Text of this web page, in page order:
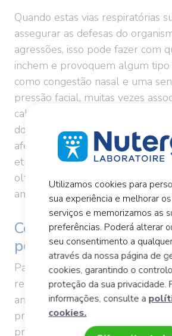
Quando estas vias respiratórias
assegurar as defesas do
agressões, isso pode fazer com
inchem e provoquem algum
como congestão nasal e uma
pressão facial, muitas vezes
cabeça mais intensas ao final da
dores de garganta. O olfato pode
afetado, quando o aumento da
etmoidal, por detrás do nariz,
olfativo. A secreção nasal ocorre
ambas as narinas ou apenas por
Como desobstruir os
perinasais?
Para desobstruir as vias
recuperar uma respiração
antes de mais, soluções
proteger-se da poluição do ar,
provocada pelo fumo do
Utilizamos cookies para
sua experiência e melhorar
serviços e memorizamos as
preferências. Poderá alterar
seu consentimento a
através da nossa página de
cookies, garantindo o
proteção da sua privacidade.
informações, consulte a
cookies.